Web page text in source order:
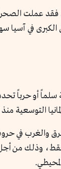
فقد عملت
في آسيا
أو حرباً
التوسعية منذ
والغرب في
وذلك من